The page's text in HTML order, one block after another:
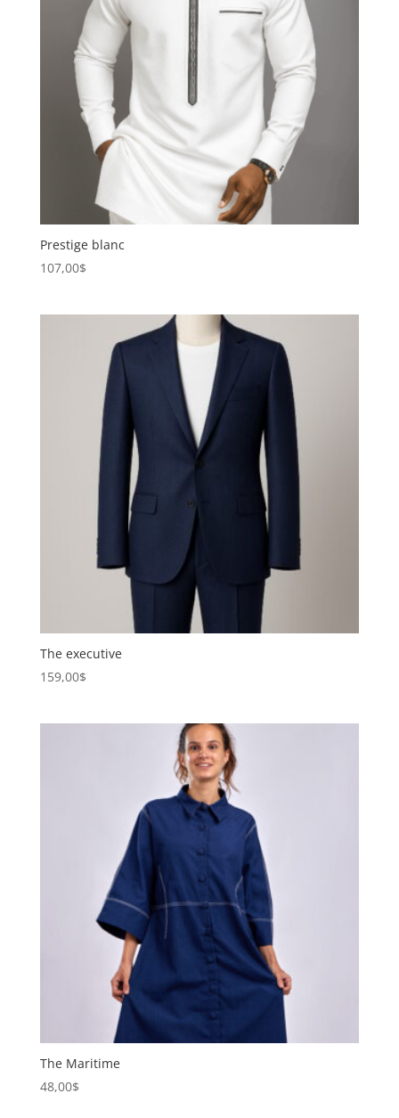
Prestige blanc
107,00$
The executive
159,00$
The Maritime
48,00$